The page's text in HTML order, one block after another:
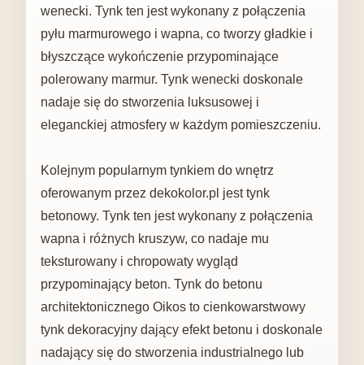
wenecki. Tynk ten jest wykonany z połączenia
pyłu marmurowego i wapna, co tworzy gładkie i
błyszczące wykończenie przypominające
polerowany marmur. Tynk wenecki doskonale
nadaje się do stworzenia luksusowej i
eleganckiej atmosfery w każdym pomieszczeniu.
Kolejnym popularnym tynkiem do wnętrz
oferowanym przez dekokolor.pl jest tynk
betonowy. Tynk ten jest wykonany z połączenia
wapna i różnych kruszyw, co nadaje mu
teksturowany i chropowaty wygląd
przypominający beton. Tynk do betonu
architektonicznego Oikos to cienkowarstwowy
tynk dekoracyjny dający efekt betonu i doskonale
nadający się do stworzenia industrialnego lub